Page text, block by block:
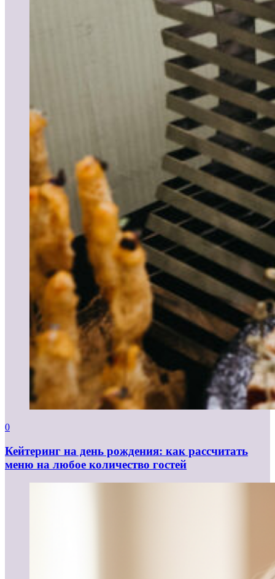
0
Кейтеринг на день рождения: как рассчитать
меню на любое количество гостей